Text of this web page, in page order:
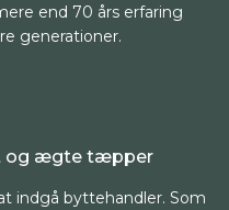
end 70 års erfaring
generationer.
og ægte tæpper
indgå byttehandler. Som